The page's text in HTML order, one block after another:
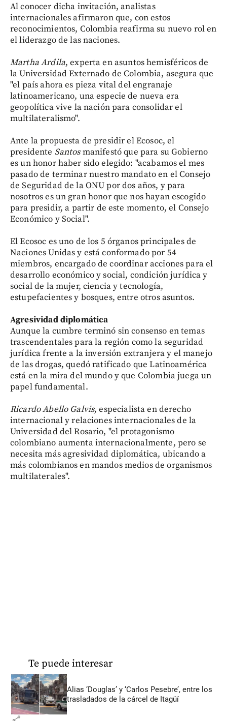
Al conocer dicha invitación, analistas
internacionales afirmaron que, con estos
reconocimientos, Colombia reafirma su nuevo rol en
el liderazgo de las naciones.
Martha Ardila, experta en asuntos hemisféricos de
la Universidad Externado de Colombia, asegura que
"el país ahora es pieza vital del engranaje
latinoamericano, una especie de nueva era
geopolítica vive la nación para consolidar el
multilateralismo".
Ante la propuesta de presidir el Ecosoc, el
presidente Santosmanifestó que para su Gobierno
es un honor haber sido elegido: "acabamos el mes
pasado de terminar nuestro mandato en el Consejo
de Seguridad de la ONU por dos años, y para
nosotros es un gran honor que nos hayan escogido
para presidir, a partir de este momento, el Consejo
Económico y Social".
El Ecosoc es uno de los 5 órganos principales de
Naciones Unidas y está conformado por 54
miembros, encargado de coordinar acciones para el
desarrollo económico y social, condición jurídica y
social de la mujer, ciencia y tecnología,
estupefacientes y bosques, entre otros asuntos.
Agresividad diplomática
Aunque la cumbre terminó sin consenso en temas
trascendentales para la región como la seguridad
jurídica frente a la inversión extranjera y el manejo
de las drogas, quedó ratificado que Latinoamérica
está en la mira del mundo y que Colombia juega un
papel fundamental.
Ricardo Abello Galvis, especialista en derecho
internacional y relaciones internacionales de la
Universidad del Rosario, "el protagonismo
colombiano aumenta internacionalmente, pero se
necesita más agresividad diplomática, ubicando a
más colombianos en mandos medios de organismos
multilaterales".
Te puede interesar
Alias ‘Douglas’ y ‘Carlos Pesebre’, entre los
trasladados de la cárcel de Itagüí